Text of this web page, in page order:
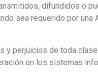
difundidos o
sea requerido por una
y perjuicios de toda
en los sistemas